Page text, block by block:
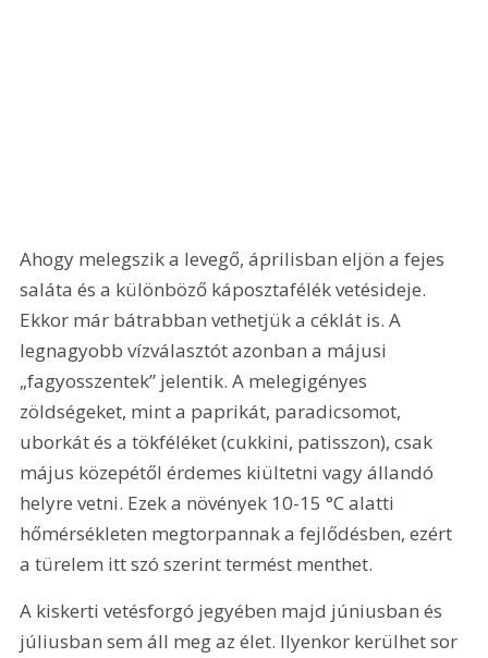
Ahogy melegszik a levegő, áprilisban eljön a fejes
saláta és a különböző káposztafélék vetésideje.
Ekkor már bátrabban vethetjük a céklát is. A
legnagyobb vízválasztót azonban a májusi
„fagyosszentek” jelentik. A melegigényes
zöldségeket, mint a paprikát, paradicsomot,
uborkát és a tökféléket (cukkini, patisszon), csak
május közepétől érdemes kiültetni vagy állandó
helyre vetni. Ezek a növények 10-15 °C alatti
hőmérsékleten megtorpannak a fejlődésben, ezért
a türelem itt szó szerint termést menthet.
A kiskerti vetésforgó jegyében majd júniusban és
júliusban sem áll meg az élet. Ilyenkor kerülhet sor